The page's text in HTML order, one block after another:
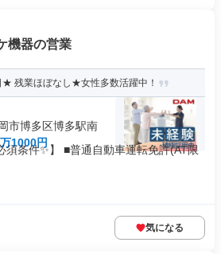
機器の営業
残業ほぼなし★女性多数活躍中！
市博多区博多駅南
1000円
須条件✨】 ■普通自動車運転免許(AT限
気になる